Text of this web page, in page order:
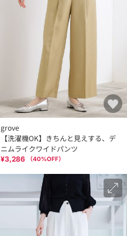
grove
【洗濯機OK】きちんと見えする、デ
ニムライクワイドパンツ
¥3,286 （40%OFF）